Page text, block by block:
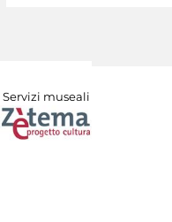
Servizi museali